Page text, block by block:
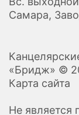
Самара,
«Бридж» ©
Карта сайта
Не является